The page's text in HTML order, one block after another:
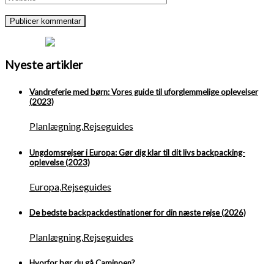
Nyeste artikler
Vandreferie med børn: Vores guide til uforglemmelige oplevelser
(2023)
Planlægning,Rejseguides
Ungdomsrejser i Europa: Gør dig klar til dit livs backpacking-
oplevelse (2023)
Europa Rejseguides
De bedste backpackdestinationer for din næste rejse (2026)
Planlægning,Rejseguides